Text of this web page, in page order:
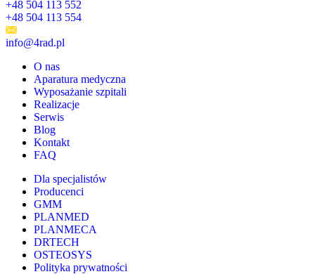
+48 504 113 552
+48 504 113 554
info@4rad.pl
O nas
Aparatura medyczna
Wyposażanie szpitali
Realizacje
Serwis
Blog
Kontakt
FAQ
Dla specjalistów
Producenci
GMM
PLANMED
PLANMECA
DRTECH
OSTEOSYS
Polityka prywatności